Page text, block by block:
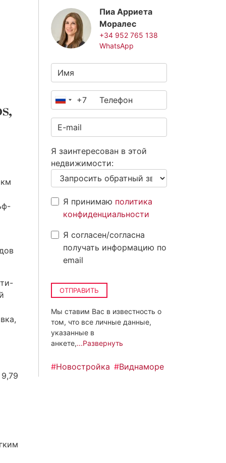
Пиа Арриета
Моралес
+34 952 765 138
WhatsApp
Россия
+7
Я заинтересован в этой
недвижимости:
Я принимаю политика
конфиденциальности
Я согласен/согласна
получать информацию по
email
ОТПРАВИТЬ
Мы ставим Вас в известность о
том, что все личные данные,
указанные в
анкете,...Развернуть
#Новостройка #Виднаморе